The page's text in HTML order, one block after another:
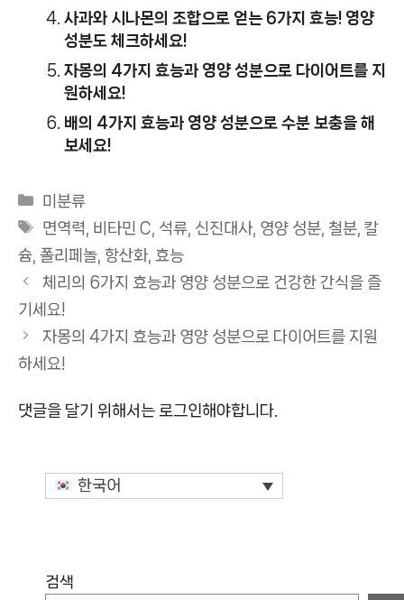
사과와 시나몬의 조합으로 얻는 6가지 효능! 영양
성분도 체크하세요!
자몽의 4가지 효능과 영양 성분으로 다이어트를 지
원하세요!
배의 4가지 효능과 영양 성분으로 수분 보충을 해
보세요!
카
테
리
미분류
태
그
면역력 비타민 C 석류 신진대사, 영양 성분 철분 ,칼
슘 폴리페놀 항산화 효능
체리의 6가지 효능과 영양 성분으로 건강한 간식을 즐
기세요!
자몽의 4가지 효능과 영양 성분으로 다이어트를 지원
하세요!
댓글을 달기 위해서는 로그인해야합니다.
한국어
검색